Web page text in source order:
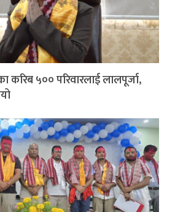
करिब ५०० परिवारलाई लालपूर्जा,